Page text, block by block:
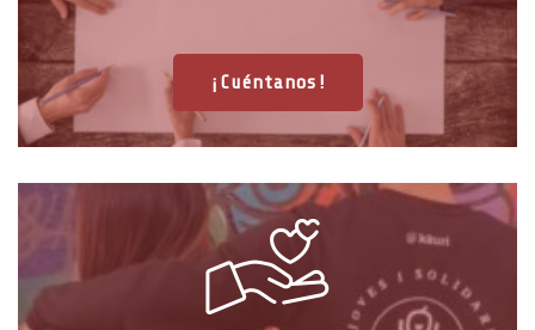
¡Cuéntanos!